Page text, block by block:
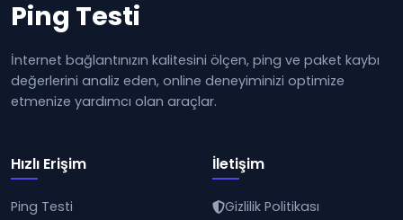
Ping Testi
İnternet bağlantınızın kalitesini ölçen, ping ve paket kaybı
değerlerini analiz eden, online deneyiminizi optimize
etmenize yardımcı olan araçlar.
Hızlı Erişim
Ping Testi
İletişim
Gizlilik Politikası